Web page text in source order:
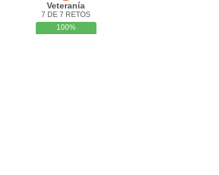
Veteranía
7 DE 7 RETOS
100%